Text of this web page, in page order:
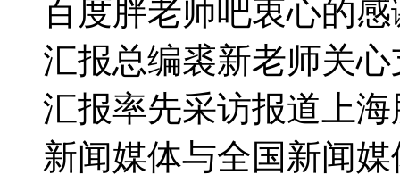
百度胖老师吧衷心的
汇报总编裘新老师关
汇报率先采访报道上
新闻媒体与全国新闻